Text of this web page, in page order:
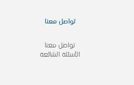
تواصل معنا
تواصل معنا
الأسئلة الشائعة